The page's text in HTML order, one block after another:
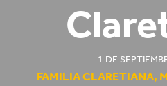
1 DE
FAMILIA CLARETIANA,